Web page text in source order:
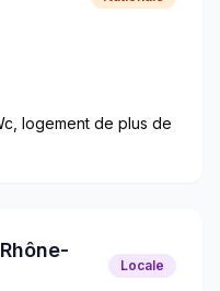
logement de plus de
Locale